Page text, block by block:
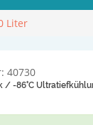
Liter
40730
/ -86°C